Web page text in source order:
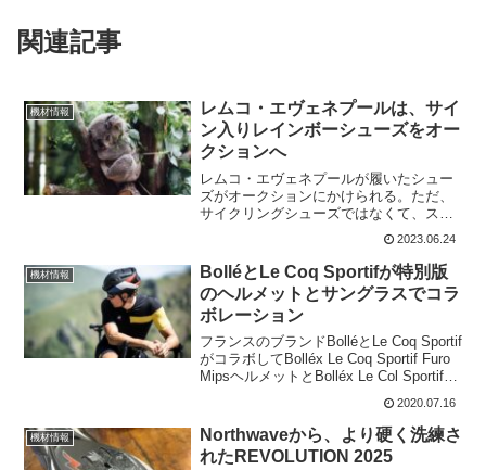
関連記事
機材情報
レムコ・エヴェネプールは、サイ
ン入りレインボーシューズをオー
クションへ
レムコ・エヴェネプールが履いたシュー
ズがオークションにかけられる。ただ、
サイクリングシューズではなくて、スニ
ーカーにレインボーカラーが入っている
もの。チームのプレゼンテーションで履
いていたものですね。オークションにレ
インボーカラーのシューズ...
2023.06.24
機材情報
BolléとLe Coq Sportifが特別版
のヘルメットとサングラスでコラ
ボレーション
フランスのブランドBolléとLe Coq Sportif
がコラボしてBolléx Le Coq Sportif Furo
MipsヘルメットとBolléx Le Col Sportif
Shifterサングラスの特別エデションを発
2020.07.16
機材情報
Northwaveから、より硬く洗練さ
れたREVOLUTION 2025